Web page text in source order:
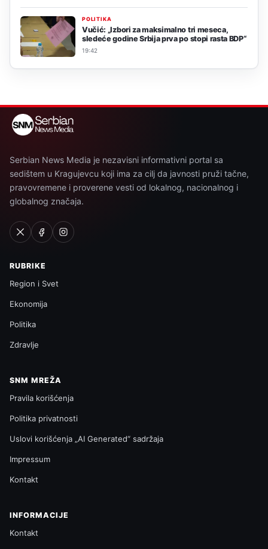
POLITIKA
Vučić: „Izbori za maksimalno tri meseca,
sledeće godine Srbija prva po stopi rasta BDP“
19:42
Serbian News Media je nezavisni informativni portal sa
sedištem u Kragujevcu koji ima za cilj da javnosti pruži tačne,
pravovremene i proverene vesti od lokalnog, nacionalnog i
globalnog značaja.
RUBRIKE
Region i Svet
Ekonomija
Politika
Zdravlje
SNM MREŽA
Pravila korišćenja
Politika privatnosti
Uslovi korišćenja „AI Generated“ sadržaja
Impressum
Kontakt
INFORMACIJE
Kontakt